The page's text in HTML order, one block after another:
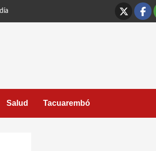
X
Salud Tacuarembó